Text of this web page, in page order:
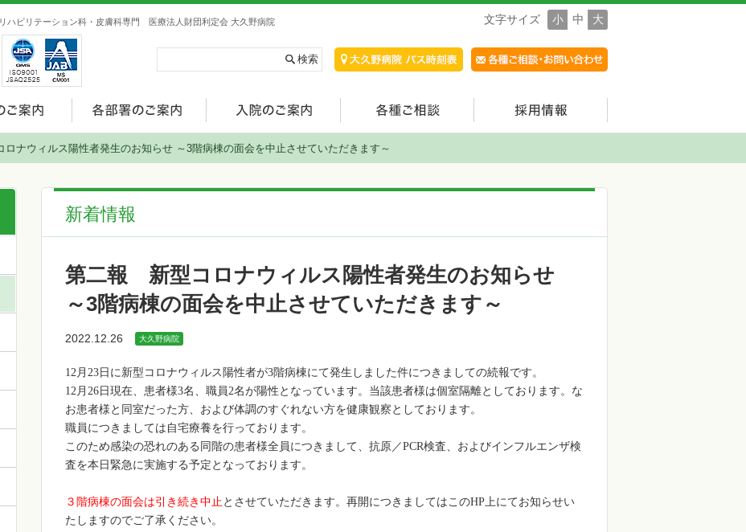
ハビリテーション科・皮膚科専門 医療法人財団利定会 大久野病院 文字サイズ 小 中 大
ナウィルス陽性者発生のお知らせ ～3階病棟の面会を中止させていただきます～
新着情報
第二報 新型コロナウィルス陽性者発生のお知らせ
～3階病棟の面会を中止させていただきます～
2022.12.26 大久野病院
12月 23 日に新型コロナウィルス陽性者が3階病棟にて発生しました件につきましての続報です。
12月 26 日現在、患者様3名、職員2名が陽性となっています。当該患者様は個室隔離としております。な
お患者様と同室だった方、および体調のすぐれない方を健康観察としております。
職員につきましては自宅療養を行っております。
このため感染の恐れのある同階の患者様全員につきまして、抗原／PCR検査、およびインフルエンザ検
査を本日緊急に実施する予定となっております。
３階病棟の面会は引き続き中止 とさせていただきます。再開につきましてはこのHP上にてお知らせい
たしますのでご了承ください。